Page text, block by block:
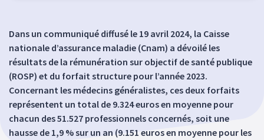
Dans un communiqué diffusé le 19 avril 2024, la Caisse
nationale d’assurance maladie (Cnam) a dévoilé les
résultats de la rémunération sur objectif de santé publique
(ROSP) et du forfait structure pour l’année 2023.
Concernant les médecins généralistes, ces deux forfaits
représentent un total de 9.324 euros en moyenne pour
chacun des 51.527 professionnels concernés, soit une
hausse de 1,9 % sur un an (9.151 euros en moyenne pour les